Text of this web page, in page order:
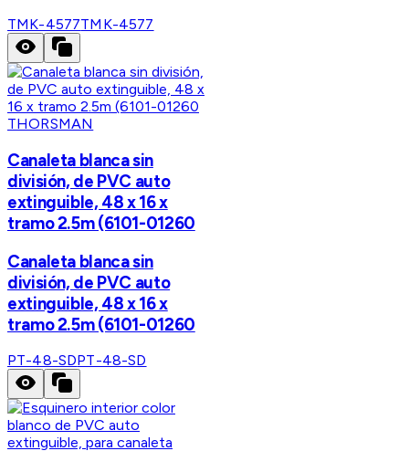
TMK-4577TMK-4577
THORSMAN
Canaleta blanca sin
división, de PVC auto
extinguible, 48 x 16 x
tramo 2.5m (6101-01260
Canaleta blanca sin
división, de PVC auto
extinguible, 48 x 16 x
tramo 2.5m (6101-01260
PT-48-SDPT-48-SD